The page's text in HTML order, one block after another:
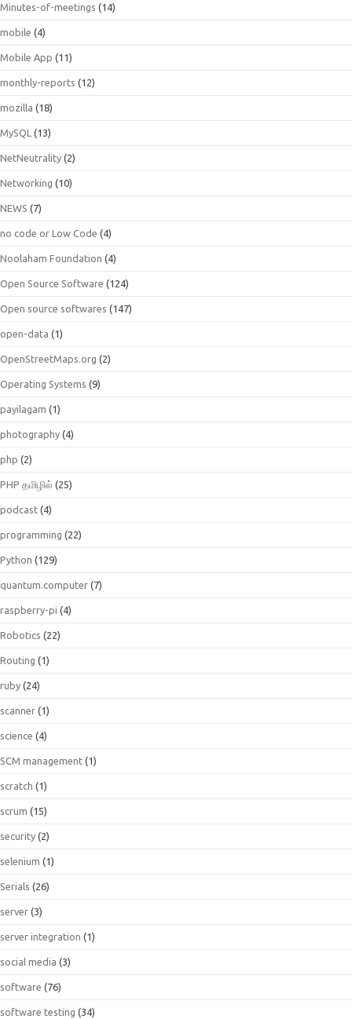
Minutes-of-meetings (14)
mobile (4)
Mobile App (11)
monthly-reports (12)
mozilla (18)
MySQL (13)
NetNeutrality (2)
Networking (10)
NEWS (7)
no code or Low Code (4)
Noolaham Foundation (4)
Open Source Software (124)
Open source softwares (147)
open-data (1)
OpenStreetMaps.org (2)
Operating Systems (9)
payilagam (1)
photography (4)
php (2)
PHP தமிழில் (25)
podcast (4)
programming (22)
Python (129)
quantum.computer (7)
raspberry-pi (4)
Robotics (22)
Routing (1)
ruby (24)
scanner (1)
science (4)
SCM management (1)
scratch (1)
scrum (15)
security (2)
selenium (1)
Serials (26)
server (3)
server integration (1)
social media (3)
software (76)
software testing (34)